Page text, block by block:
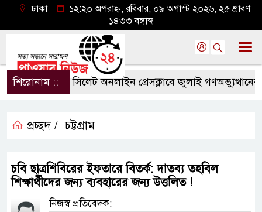
ঢাকা
১২:২০ অপরাহ্ন, রবিবার, ০৯ অগাস্ট ২০২৬, ২৫ শ্রাবণ
১৪৩৩ বঙ্গাব্দ
শিরোনাম ::সিলেট অনলাইন প্রেসক্লাবে জুলাই গণঅভ্যুত্থানের
প্রচ্ছদ / চট্টগ্রাম
চবি ছাত্রশিবিরের ইফতারে বিতর্ক: দাতব্য তহবিল
শিক্ষার্থীদের জন্য ব্যবহারের জন্য উত্তলিত !
নিজস্ব প্রতিবেদক: